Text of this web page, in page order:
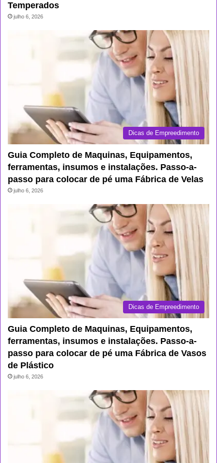
Temperados
julho 6, 2026
Dicas de Empreedimento
Guia Completo de Maquinas, Equipamentos,
ferramentas, insumos e instalações. Passo-a-
passo para colocar de pé uma Fábrica de Velas
julho 6, 2026
Dicas de Empreedimento
Guia Completo de Maquinas, Equipamentos,
ferramentas, insumos e instalações. Passo-a-
passo para colocar de pé uma Fábrica de Vasos
de Plástico
julho 6, 2026